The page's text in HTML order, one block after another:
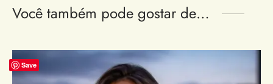
Você também pode gostar de…
Save